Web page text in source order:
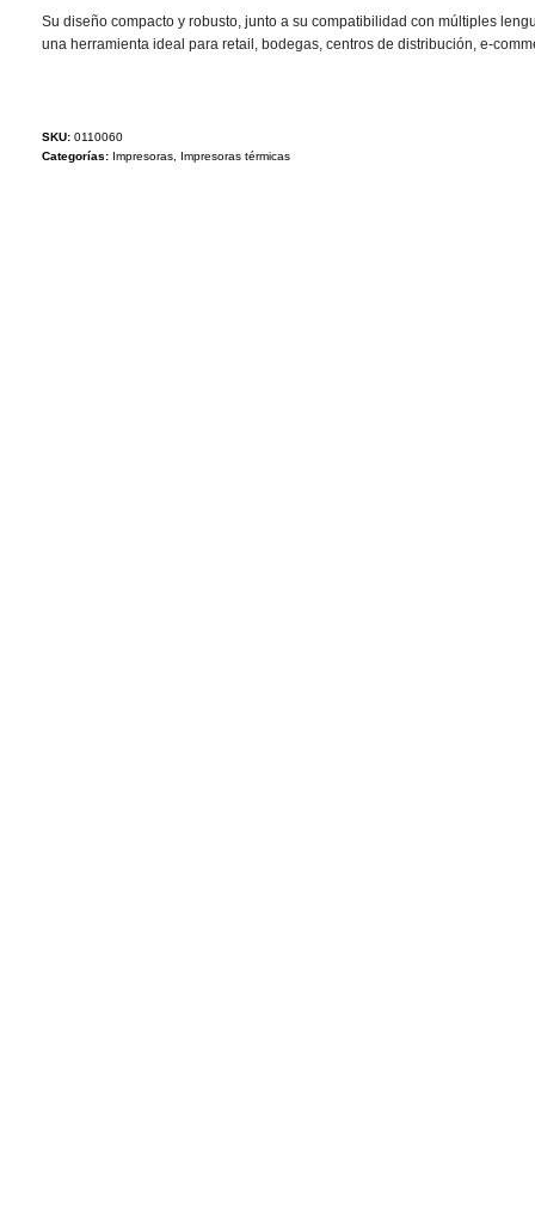
Su diseño compacto y robusto, junto a su compatibilidad con múltiples
una herramienta ideal para retail, bodegas, centros de distribución, e-
SKU: 0110060
Categorías: Impresoras Impresoras térmicas